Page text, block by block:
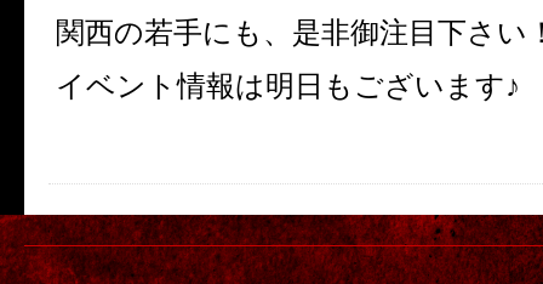
関西の若手にも、是非御注目下さい
イベント情報は明日もございます♪